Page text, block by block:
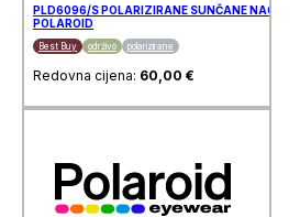
PLD6096/S POLARIZIRANE SUNČANE NAOČALE
POLAROID
Best Buy održivo polarizirane
Redovna cijena: 60,00 €